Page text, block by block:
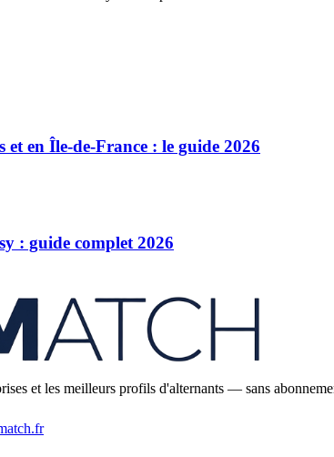
en Île-de-France : le guide 2026
: guide complet 2026
et les meilleurs profils d'alternants — sans